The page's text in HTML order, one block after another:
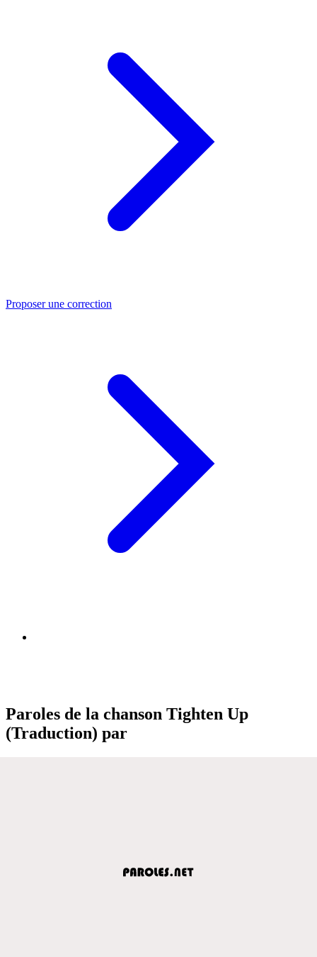
Proposer une correction
Paroles de la chanson Tighten Up
(Traduction) par